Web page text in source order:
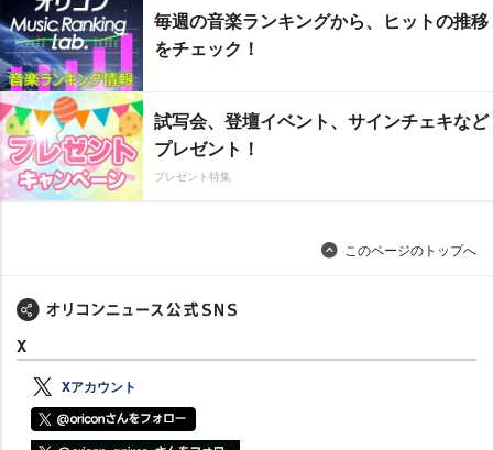
毎週の音楽ランキングから、ヒットの推移
をチェック！
試写会、登壇イベント、サインチェキなど
プレゼント！
プレゼント特集
このページのトップへ
X
Xアカウント